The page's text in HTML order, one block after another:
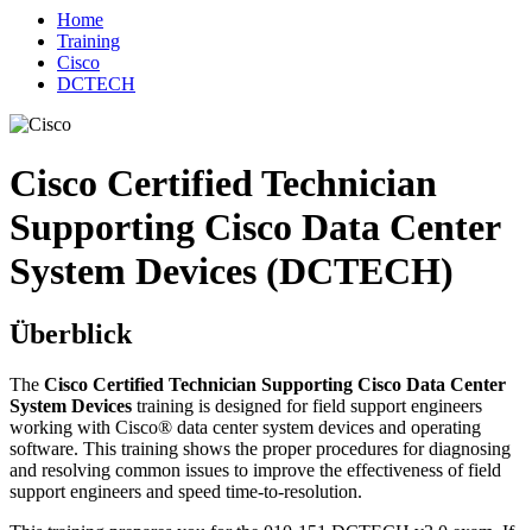
Home
Training
Cisco
DCTECH
Cisco Certified Technician
Supporting Cisco Data Center
System Devices (DCTECH)
Überblick
The Cisco Certified Technician Supporting Cisco Data Center
System Devices training is designed for field support engineers
working with Cisco® data center system devices and operating
software. This training shows the proper procedures for diagnosing
and resolving common issues to improve the effectiveness of field
support engineers and speed time-to-resolution.